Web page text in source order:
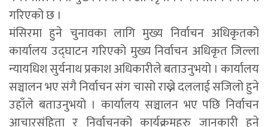
गरिएको छ ।
मंसिरमा हुने चुनावका लागि मुख्य निर्वाचन अधिकृतको
कार्यालय उद्घाटन गरिएको मुख्य निर्वाचन अधिकृत जिल्ला
न्यायधिश सुर्यनाथ प्रकाश अधिकारीले बताउनुभयो । कार्यालय
सञ्चालन भए संगै निर्वाचन संग चासो राख्ने दललाई सजिलो हुने
उहाँले बताउनुभयो । कार्यालय सञ्चालन भए पछि निर्वाचन